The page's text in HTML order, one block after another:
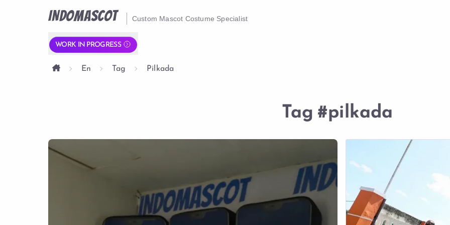
INDOMASCOT Custom Mascot Costume Specialist
WORK IN PROGRESS
En Tag Pilkada
Tag #pilkada